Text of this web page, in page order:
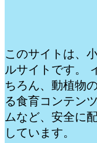
このサイトは、
ルサイトです。
ちろん、動植物
る食育コンテン
ムなど、安全に
しています。